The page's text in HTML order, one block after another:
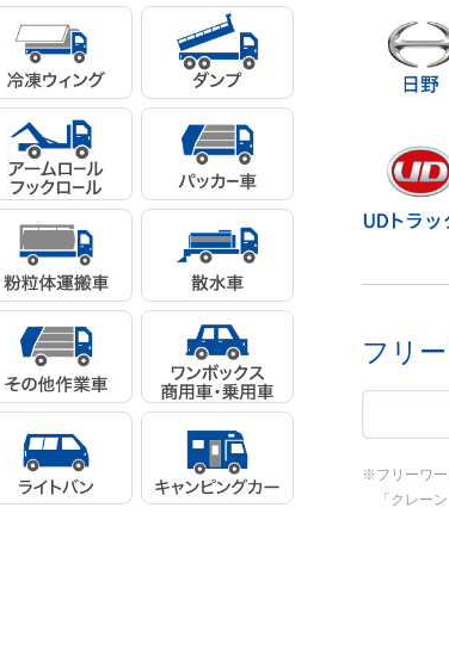
フリ
※フリーワ
「クレー